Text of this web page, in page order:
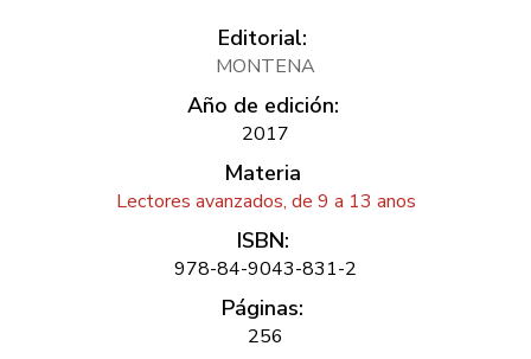
Editorial:
MONTENA
Año de edición:
2017
Materia
Lectores avanzados, de 9 a 13 anos
ISBN:
978-84-9043-831-2
Páginas:
256